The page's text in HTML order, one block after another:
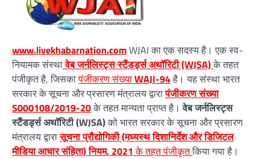
www.livekhabarnation.comWJAI का एक सदस्य है। एक स्व-
नियामक संस्थावेब जर्नलिस्ट्स स्टैंडर्ड्स अथॉरिटी (WJSA)के तहत
पंजीकृत है, जिसकापंजीकरण संख्याWAJI-94है। यह संस्था भारत
सरकार के सूचना और प्रसारण मंत्रालय द्वारापंजीकरण संख्या
S000108/2019-20के तहत मान्यता प्राप्त है।वेब जर्नलिस्ट्स
स्टैंडर्ड्स अथॉरिटी (WJSA)को भारत सरकार के सूचना और प्रसारण
मंत्रालय द्वारासूचना प्रौद्योगिकी (मध्यस्थ दिशानिर्देश और डिजिटल
मीडिया आचार संहिता) नियम, 2021 के तहत पंजीकृतकिया गया है।